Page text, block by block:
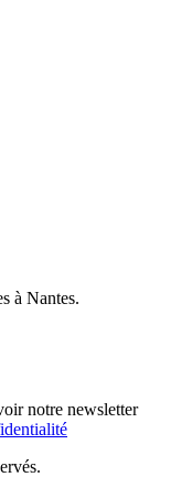
à Nantes.
notre newsletter